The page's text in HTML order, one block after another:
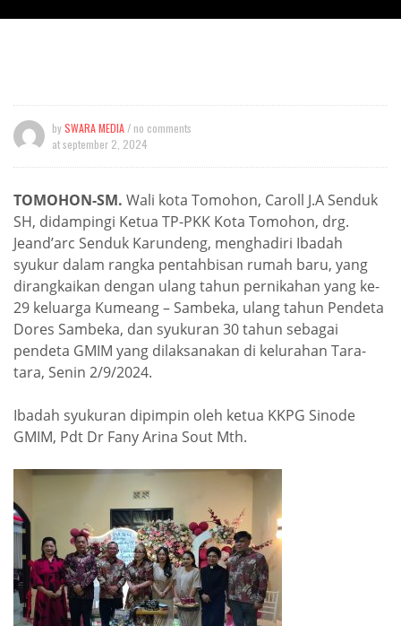
bySWARA MEDIA / no comments
atseptember 2, 2024
TOMOHON-SM. Wali kota Tomohon, Caroll J.A Senduk
SH, didampingi Ketua TP-PKK Kota Tomohon, drg.
Jeand’arc Senduk Karundeng, menghadiri Ibadah
syukur dalam rangka pentahbisan rumah baru, yang
dirangkaikan dengan ulang tahun pernikahan yang ke-
29 keluarga Kumeang – Sambeka, ulang tahun Pendeta
Dores Sambeka, dan syukuran 30 tahun sebagai
pendeta GMIM yang dilaksanakan di kelurahan Tara-
tara, Senin 2/9/2024.
Ibadah syukuran dipimpin oleh ketua KKPG Sinode
GMIM, Pdt Dr Fany Arina Sout Mth.